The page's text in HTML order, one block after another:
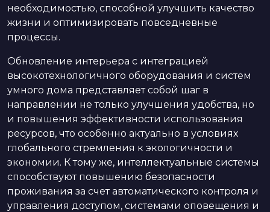
необходимостью, способной улучшить качество
жизни и оптимизировать повседневные
процессы.
Обновление интерьера с интеграцией
высокотехнологичного оборудования и систем
умного дома представляет собой шаг в
направлении не только улучшения удобства, но
и повышения эффективности использования
ресурсов, что особенно актуально в условиях
глобального стремления к экологичности и
экономии. К тому же, интеллектуальные системы
способствуют повышению безопасности
проживания за счет автоматического контроля и
управления доступом, системами оповещения и